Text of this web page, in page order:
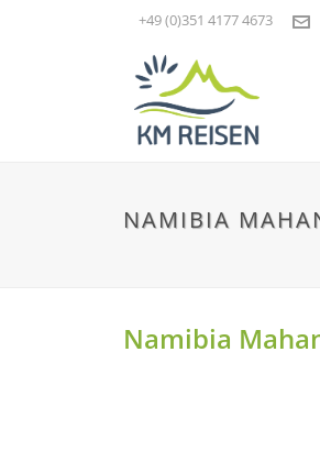
+49 (0)351 4177 4673
NAMIBIA
Namibia